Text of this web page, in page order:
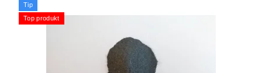
Tip
Top produkt